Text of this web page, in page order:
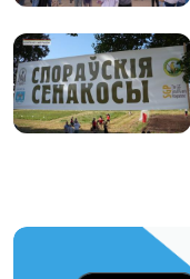
https://t.me/minskctvby